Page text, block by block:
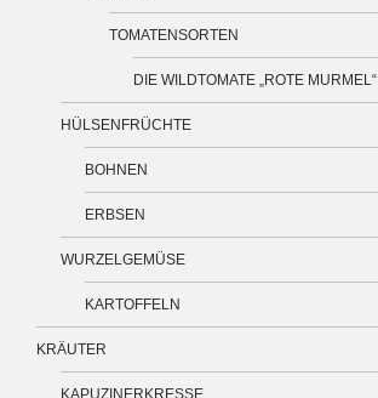
TOMATENSORTEN
DIE WILDTOMATE „ROTE MURMEL“
HÜLSENFRÜCHTE
BOHNEN
ERBSEN
WURZELGEMÜSE
KARTOFFELN
KRÄUTER
KAPUZINERKRESSE